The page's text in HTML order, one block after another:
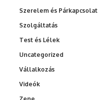
Szerelem és Párkapcsolat
Szolgáltatás
Test és Lélek
Uncategorized
Vállalkozás
Videók